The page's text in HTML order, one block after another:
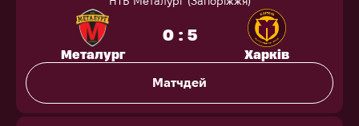
Металург
0 : 5
Харків
Матчдей